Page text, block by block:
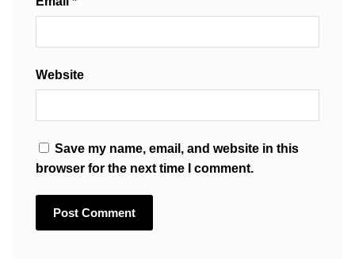
Website
Save my name, email, and website in this
browser for the next time I comment.